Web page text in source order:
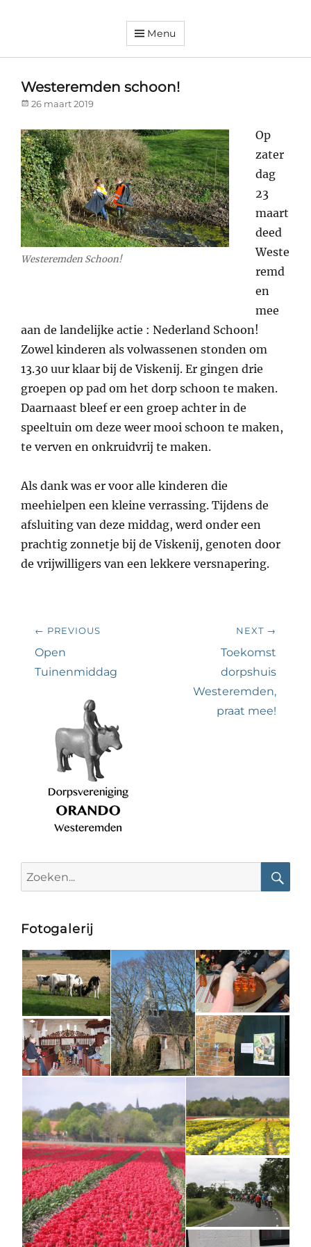
DorpsverenigingMenu
Westeremden schoon!
Posted
26 maart 2019
Westeremden Schoon!
Op
zater
dag
23
maart
deed
Weste
remd
en
mee
aan de landelijke actie : Nederland Schoon!
Zowel kinderen als volwassenen stonden om
13.30 uur klaar bij de Viskenij. Er gingen drie
groepen op pad om het dorp schoon te maken.
Daarnaast bleef er een groep achter in de
speeltuin om deze weer mooi schoon te maken,
te verven en onkruidvrij te maken.
Als dank was er voor alle kinderen die
meehielpen een kleine verrassing. Tijdens de
afsluiting van deze middag, werd onder een
prachtig zonnetje bij de Viskenij, genoten door
de vrijwilligers van een lekkere versnapering.
Bericht
navigatie
← PREVIOUS
Previous
post:
Open
Tuinenmiddag
NEXT →
Toekomst
dorpshuis
Westeremden,
praat mee!
for:
Fotogalerij